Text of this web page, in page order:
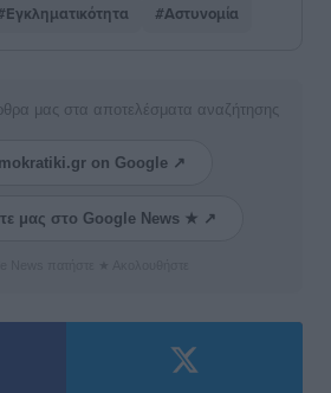
#Αστυνομία
μας στα αποτελέσματα αναζήτησης
on Google ↗
μας στο Google News ★ ↗